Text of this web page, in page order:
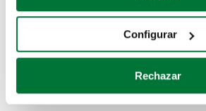
Recopilar información sobre su
Identificar su dispositivo
para buscar características
Obtenga más información sobre
Configurar
Rechazar
Coches de km0